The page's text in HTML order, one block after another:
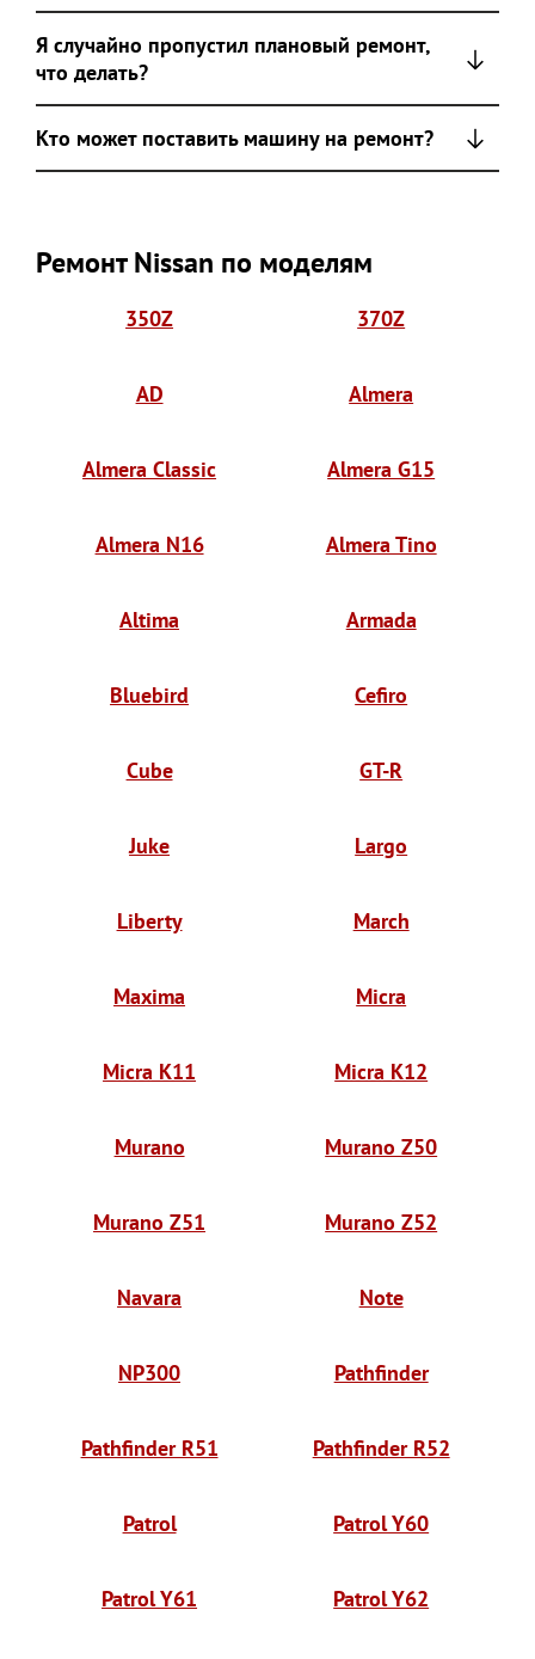
Я случайно пропустил плановый ремонт,
что делать?
Кто может поставить машину на ремонт?
Ремонт Nissan по моделям
350Z 370Z
AD Almera
Almera Classic Almera G15
Almera N16 Almera Tino
Altima Armada
Bluebird Cefiro
Cube GT-R
Juke Largo
Liberty March
Maxima Micra
Micra K11 Micra K12
Murano Murano Z50
Murano Z51 Murano Z52
Navara Note
NP300 Pathfinder
Pathfinder R51 Pathfinder R52
Patrol Patrol Y60
Patrol Y61 Patrol Y62